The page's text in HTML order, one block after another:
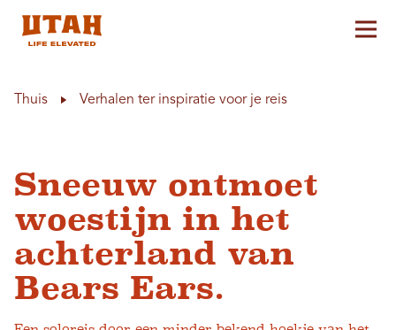
Thuis Verhalen ter inspiratie voor je reis
Sneeuw ontmoet
woestijn in het
achterland van
Bears Ears.